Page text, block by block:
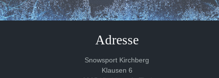
Adresse
Snowsport Kirchberg
Klausen 6